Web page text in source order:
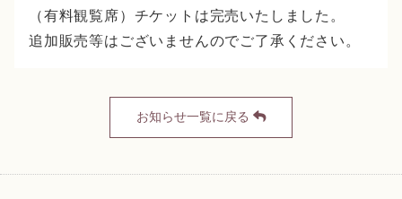
（有料観覧席）チケットは完売いたしました。
追加販売等はございませんのでご了承ください。
お知らせ一覧に戻る